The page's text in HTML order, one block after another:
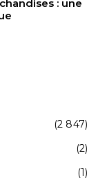
: une
(2 847)
(2)
(1)